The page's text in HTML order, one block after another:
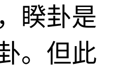
睽卦是
。但此